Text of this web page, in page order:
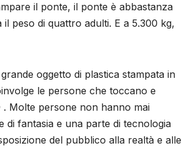
il ponte, il ponte è abbastanza
peso di quattro adulti. E a 5.300 kg,
oggetto di plastica stampata in
le persone che toccano e
Molte persone non hanno mai
fantasia e una parte di tecnologia
del pubblico alla realtà e alle